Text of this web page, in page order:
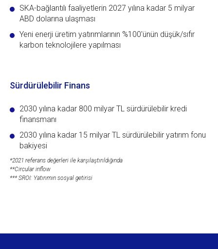
SKA-bağlantılı faaliyetlerin 2027 yılına kadar 5 milyar
ABD dolarına ulaşması
Yeni enerji üretim yatırımlarının %100'ünün düşük/sıfır
karbon teknolojilere yapılması
Sürdürülebilir Finans
2030 yılına kadar 800 milyar TL sürdürülebilir kredi
finansmanı
2030 yılına kadar 15 milyar TL sürdürülebilir yatırım fonu
bakiyesi
*2021 referans değerleri ile karşılaştırıldığında
**Circular inflow
*** SROI: Yatırımın sosyal getirisi